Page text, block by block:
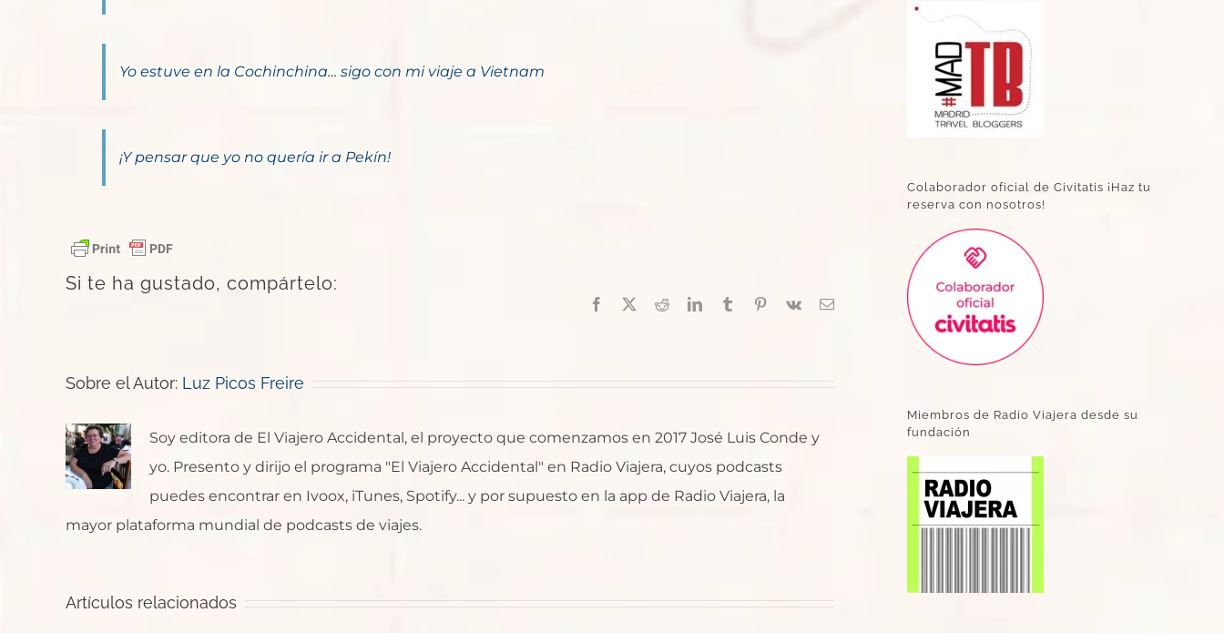
Yo estuve en la Cochinchina… sigo con mi viaje a Vietnam
¡Y pensar que yo no quería ir a Pekín!
Si te ha gustado, compártelo:
Facebook RedditLinkedInTumblr Pinterest
Vk
Correo
Sobre el Autor: Luz Picos Freire
Soy editora de El Viajero Accidental, el proyecto que comenzamos en 2017 José Luis Conde y
yo. Presento y dirijo el programa "El Viajero Accidental" en Radio Viajera, cuyos podcasts
puedes encontrar en Ivoox, iTunes, Spotify... y por supuesto en la app de Radio Viajera, la
mayor plataforma mundial de podcasts de viajes.
Artículos relacionados
Colaborador oficial de Civitatis ¡Haz tu
reserva con nosotros!
Miembros de Radio Viajera desde su
fundación